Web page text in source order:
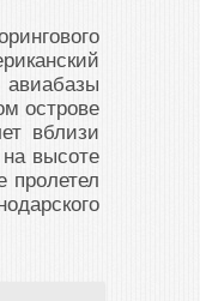
острове
вблизи
высоте
пролетел